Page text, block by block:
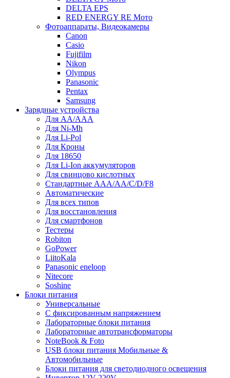
DELTA EPS
RED ENERGY RE Мото
Фотоаппараты, Видеокамеры
Canon
Casio
Fujifilm
Nikon
Olympus
Panasonic
Pentax
Samsung
Зарядные устройства
Для AA/AAA
Для Ni-Mh
Для Li-Pol
Для Кроны
Для 18650
Для Li-Ion аккумуляторов
Для свинцово кислотных
Стандартные ААА/АА/С/D/F8
Автоматические
Для всех типов
Для восстановления
Для смартфонов
Тестеры
Robiton
GoPower
LiitoKala
Panasonic eneloop
Nitecore
Soshine
Блоки питания
Универсальные
C фиксированным напряжением
Лабораторные блоки питания
Лабораторные автотрансформаторы
NoteBook & Foto
USB блоки питания Мобильные &
Автомобильные
Блоки питания для светодиодного освещения